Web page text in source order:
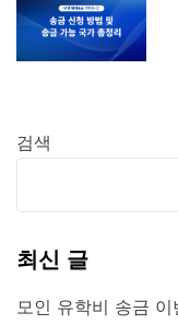
검색
최신 글
모인 유학비 송금